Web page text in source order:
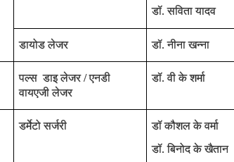
डॉ. सविता यादव
डायोड लेजर डॉ. नीना खन्ना
पल्‍स डाइ लेजर / एनडी
वायएजी लेजर
डॉ. वी के शर्मा
डर्मेटो सर्जरी
डॉ कौशल के वर्मा
डॉ. बिनोद के खैतान